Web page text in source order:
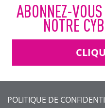
ABONNEZ-
NOTRE
FOOTER
POLITIQUE DE